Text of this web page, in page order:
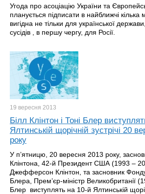
Угода про асоціацію України та
планується підписати в найближчі кілька
вигідна не тільки для української
сусідів , в першу чергу, для Росії.
19 вересня 2013
Білл Клінтон і Тоні Блер
Ялтинській щорічній зустрічі 20
року
У п’ятницю, 20 вересня 2013 року,
Клінтона, 42-й Президент США (1993 –
Джефферсон Клінтон, та засновник
Блера, Прем’єр-міністр Великобританії
Блер виступлять на 10-й Ялтинській